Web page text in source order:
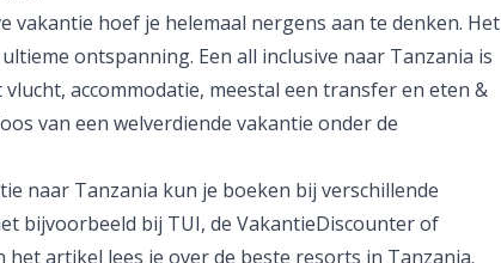
vakantie hoef je helemaal nergens aan te denken. Het
ontspanning. Een all inclusive naar Tanzania is
accommodatie, meestal een transfer en eten &
van een welverdiende vakantie onder de
naar Tanzania kun je boeken bij verschillende
bijvoorbeeld bij TUI, de VakantieDiscounterof
het artikel lees je over de beste resorts in Tanzania.